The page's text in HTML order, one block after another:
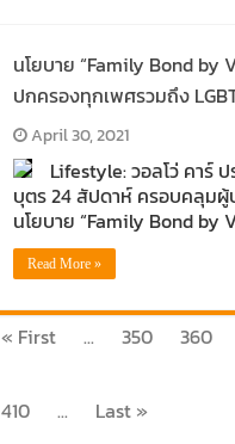
นโยบาย “Family Bond by
ปกครองทุกเพศรวมถึง
April 30, 2021
Lifestyle: วอลโว่ คาร์
บุตร 24 สัปดาห์ ครอบคลุมผู้
นโยบาย “Family Bond by
Read More »
« First ... 350 360
410
... Last »